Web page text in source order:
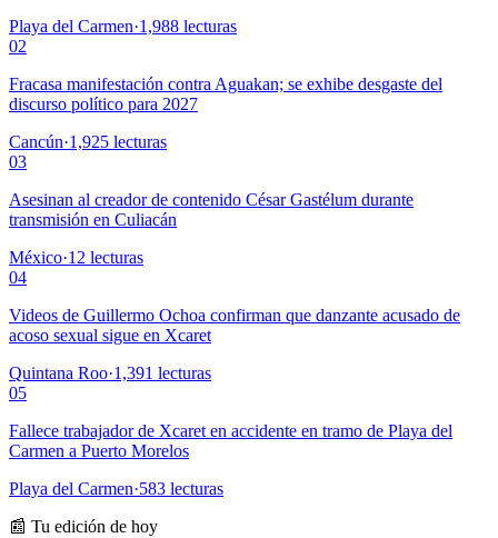
Playa del Carmen·1,988 lecturas
02
Fracasa manifestación contra Aguakan; se exhibe desgaste del
discurso político para 2027
Cancún·1,925 lecturas
03
Asesinan al creador de contenido César Gastélum durante
transmisión en Culiacán
México·12 lecturas
04
Videos de Guillermo Ochoa confirman que danzante acusado de
acoso sexual sigue en Xcaret
Quintana Roo·1,391 lecturas
05
Fallece trabajador de Xcaret en accidente en tramo de Playa del
Carmen a Puerto Morelos
Playa del Carmen·583 lecturas
📰 Tu edición de hoy